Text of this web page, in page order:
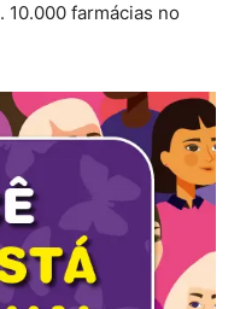
10.000 farmácias no